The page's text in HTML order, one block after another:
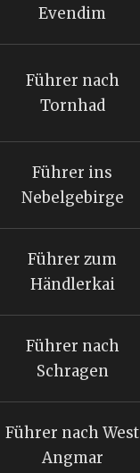
Evendim
Führer nach
Tornhad
Führer ins
Nebelgebirge
Führer zum
Händlerkai
Führer nach
Schragen
Führer nach West
Angmar